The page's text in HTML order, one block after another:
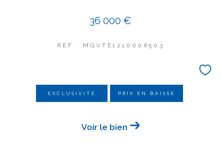
36 000 €
REF : MGVTE1210006503
EXCLUSIVITÉ PRIX EN BAISSE
Voir le bien
Rechercher